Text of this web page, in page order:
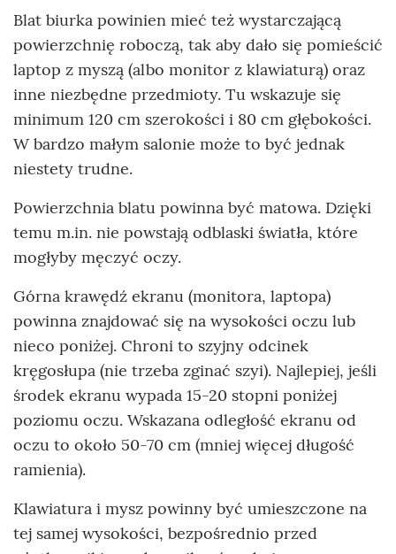
Blat biurka powinien mieć też wystarczającą
powierzchnię roboczą, tak aby dało się pomieścić
laptop z myszą (albo monitor z klawiaturą) oraz
inne niezbędne przedmioty. Tu wskazuje się
minimum 120 cm szerokości i 80 cm głębokości.
W bardzo małym salonie może to być jednak
niestety trudne.
Powierzchnia blatu powinna być matowa. Dzięki
temu m.in. nie powstają odblaski światła, które
mogłyby męczyć oczy.
Górna krawędź ekranu (monitora, laptopa)
powinna znajdować się na wysokości oczu lub
nieco poniżej. Chroni to szyjny odcinek
kręgosłupa (nie trzeba zginać szyi). Najlepiej, jeśli
środek ekranu wypada 15-20 stopni poniżej
poziomu oczu. Wskazana odległość ekranu od
oczu to około 50-70 cm (mniej więcej długość
ramienia).
Klawiatura i mysz powinny być umieszczone na
tej samej wysokości, bezpośrednio przed